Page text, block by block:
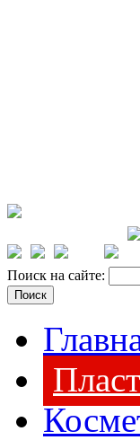
Поиск на сайте: